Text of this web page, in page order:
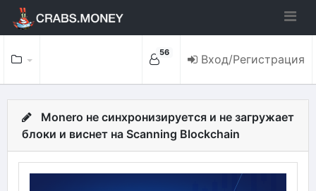
56 Вход/Регистрация
Monero не синхронизируется и не загружает
блоки и виснет на Scanning Blockchain